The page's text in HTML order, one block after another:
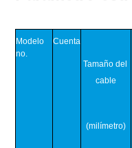
Modelo
no.
Cuenta
Tamaño del
cable
(milímetro)